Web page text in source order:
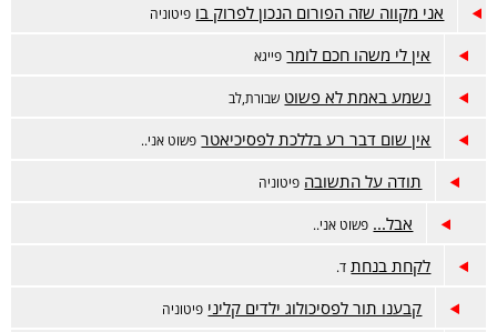
אני מקווה שזה הפורום הנכון לפרוק בו פיטוניה
אין לי משהו חכם לומר פייגא
נשמע באמת לא פשוט שבורת,לב
אין שום דבר רע בללכת לפסיכיאטר פשוט אני..
תודה על התשובה פיטוניה
אבל... פשוט אני..
לקחת בנחת ד.
קבענו תור לפסיכולוג ילדים קליני פיטוניה